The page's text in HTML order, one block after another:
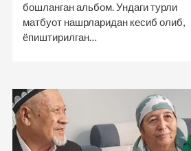
бошланган альбом. Ундаги турли
матбуот нашрларидан кесиб олиб,
ёпиштирилган…